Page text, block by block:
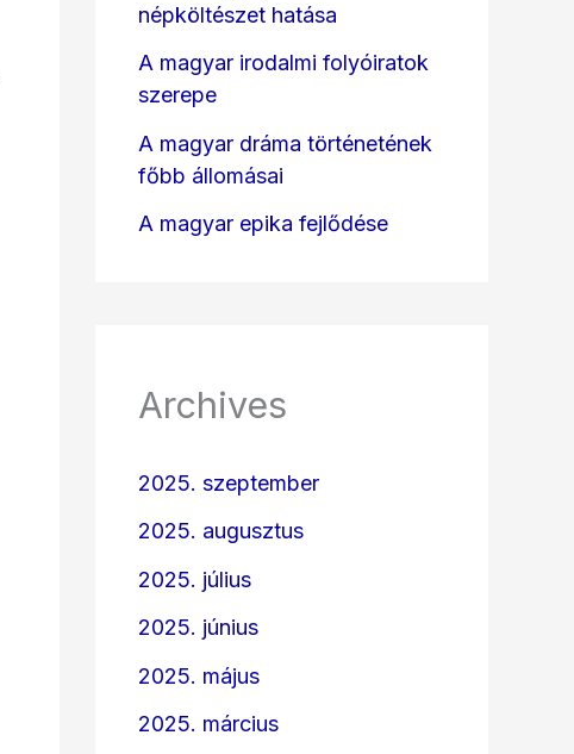
népköltészet hatása
A magyar irodalmi folyóiratok
szerepe
A magyar dráma történetének
főbb állomásai
A magyar epika fejlődése
Archives
2025. szeptember
2025. augusztus
2025. július
2025. június
2025. május
2025. március